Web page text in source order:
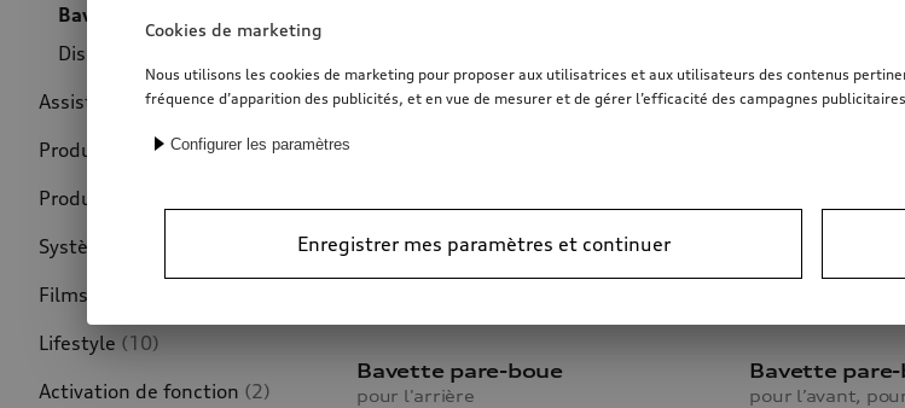
Bavette pare-boue
Dispositif anti-martre
Assistance au dépannage(4)
Produits hiver (6)
Produits de soins
Systèmes d'assistance
Films de protection
Lifestyle (10)
Activation de fonction (2)
Bavette pare-boue
pour l'arrière
Cookies de marketing
Nous utilisons les cookies de marketing pour proposer aux utilisatrices et aux utilisateurs des contenus
fréquence d’apparition des publicités, et en vue de mesurer et de gérer l’efficacité des campagnes
Configurer les paramètres
Enregistrer mes paramètres et continuer